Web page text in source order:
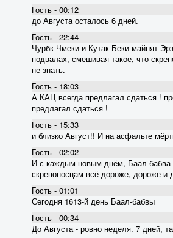
Гость - 00:12
до Августа осталось 6 дней.
Гость - 22:44
Чурбк-Чмеки и Кутак-Беки майнят
подвалах, смешивая такое, что
не знать.
Гость - 18:03
А КАЦ всегда предлагал сдаться !
предлагал сдаться !
Гость - 15:33
и близко Август!! И на асфальте
Гость - 02:02
И с каждым новым днём, Баал-бабва
скрепоносцам всё дороже, дороже и
Гость - 01:01
Сегодня 1613-й день Баал-бабвы
Гость - 00:34
До Августа - ровно неделя. 7 дней,